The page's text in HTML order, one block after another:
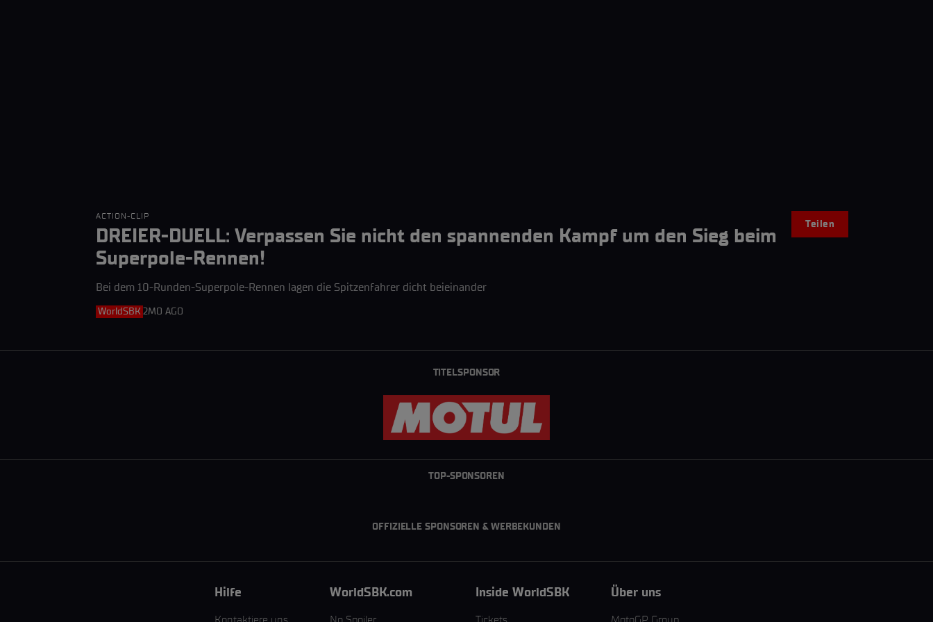
ACTION-CLIP
DREIER-DUELL: Verpassen Sie nicht den spannenden Kampf um den Sieg beim
Superpole-Rennen!
Bei dem 10-Runden-Superpole-Rennen lagen die Spitzenfahrer dicht beieinander
WorldSBK 2MO AGO
Teilen
TITELSPONSOR
TOP-SPONSOREN
OFFIZIELLE SPONSOREN & WERBEKUNDEN
Hilfe WorldSBK.com Inside WorldSBK Über uns